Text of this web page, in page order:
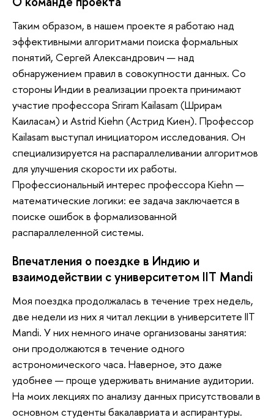
Таким образом, в нашем проекте я работаю над
эффективными алгоритмами поиска формальных
понятий, Сергей Александрович — над
обнаружением правил в совокупности данных. Со
стороны Индии в реализации проекта принимают
участие профессора Sriram Kailasam (Шрирам
Каиласам) и Astrid Kiehn (Астрид Киен)‎. Профессор
Kailasam выступал инициатором исследования. Он
специализируется на распараллеливании алгоритмов
для улучшения скорости их работы.
Профессиональный интерес профессора Kiehn —
математические логики: ее задача заключается в
поиске ошибок в формализованной
распараллеленной системы.
Впечатления о поездке в Индию и
взаимодействии с университетом IIT Mandi
Моя поездка продолжалась в течение трех недель,
две недели из них я читал лекции в университете IIT
Mandi. У них немного иначе организованы занятия:
они продолжаются в течение одного
астрономического часа. Наверное, это даже
удобнее — проще удерживать внимание аудитории.
На моих лекциях по анализу данных присутствовали в
основном студенты бакалавриата и аспирантуры.